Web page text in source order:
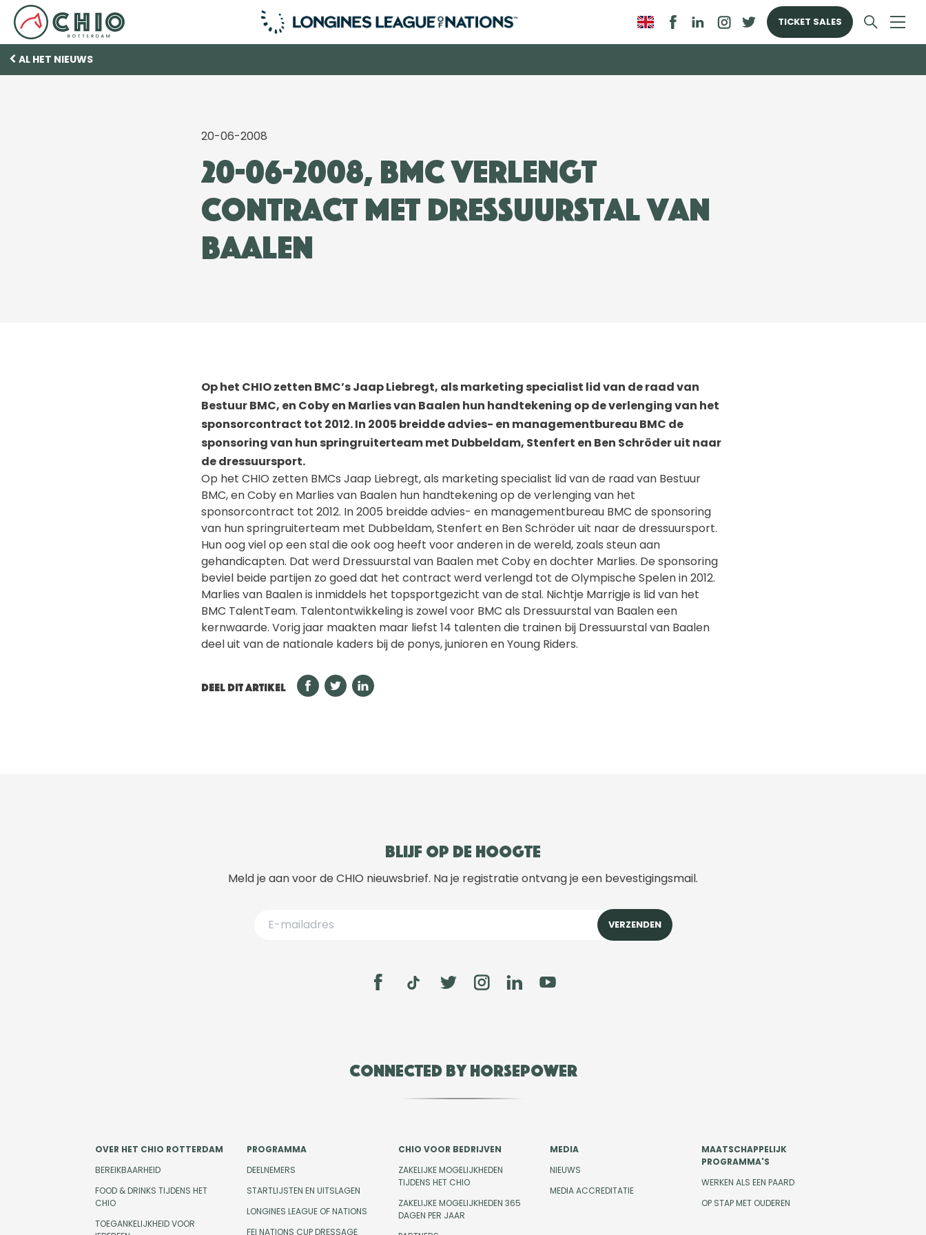
TICKET SALES
AL HET NIEUWS
20-06-2008
20-06-2008, BMC verlengt
contract met Dressuurstal van
Baalen
Op het CHIO zetten BMC’s Jaap Liebregt, als marketing specialist lid van de raad van
Bestuur BMC, en Coby en Marlies van Baalen hun handtekening op de verlenging van het
sponsorcontract tot 2012. In 2005 breidde advies- en managementbureau BMC de
sponsoring van hun springruiterteam met Dubbeldam, Stenfert en Ben Schröder uit naar
de dressuursport.
Op het CHIO zetten BMCs Jaap Liebregt, als marketing specialist lid van de raad van Bestuur
BMC, en Coby en Marlies van Baalen hun handtekening op de verlenging van het
sponsorcontract tot 2012. In 2005 breidde advies- en managementbureau BMC de sponsoring
van hun springruiterteam met Dubbeldam, Stenfert en Ben Schröder uit naar de dressuursport.
Hun oog viel op een stal die ook oog heeft voor anderen in de wereld, zoals steun aan
gehandicapten. Dat werd Dressuurstal van Baalen met Coby en dochter Marlies. De sponsoring
beviel beide partijen zo goed dat het contract werd verlengd tot de Olympische Spelen in 2012.
Marlies van Baalen is inmiddels het topsportgezicht van de stal. Nichtje Marrigje is lid van het
BMC TalentTeam. Talentontwikkeling is zowel voor BMC als Dressuurstal van Baalen een
kernwaarde. Vorig jaar maakten maar liefst 14 talenten die trainen bij Dressuurstal van Baalen
deel uit van de nationale kaders bij de ponys, junioren en Young Riders.
DEEL DIT ARTIKEL
Blijf op de hoogte
Meld je aan voor de CHIO nieuwsbrief. Na je registratie ontvang je een bevestigingsmail.
Connected by Horsepower
OVER HET CHIO ROTTERDAM
BEREIKBAARHEID
FOOD & DRINKS TIJDENS HET
CHIO
TOEGANKELIJKHEID VOOR
PROGRAMMA
DEELNEMERS
STARTLIJSTEN EN UITSLAGEN
LONGINES LEAGUE OF NATIONS
FEI NATIONS CUP DRESSAGE
CHIO VOOR BEDRIJVEN
ZAKELIJKE MOGELIJKHEDEN
TIJDENS HET CHIO
ZAKELIJKE MOGELIJKHEDEN 365
DAGEN PER JAAR
MEDIA
NIEUWS
MEDIA ACCREDITATIE
MAATSCHAPPELIJK
PROGRAMMA'S
WERKEN ALS EEN PAARD
OP STAP MET OUDEREN